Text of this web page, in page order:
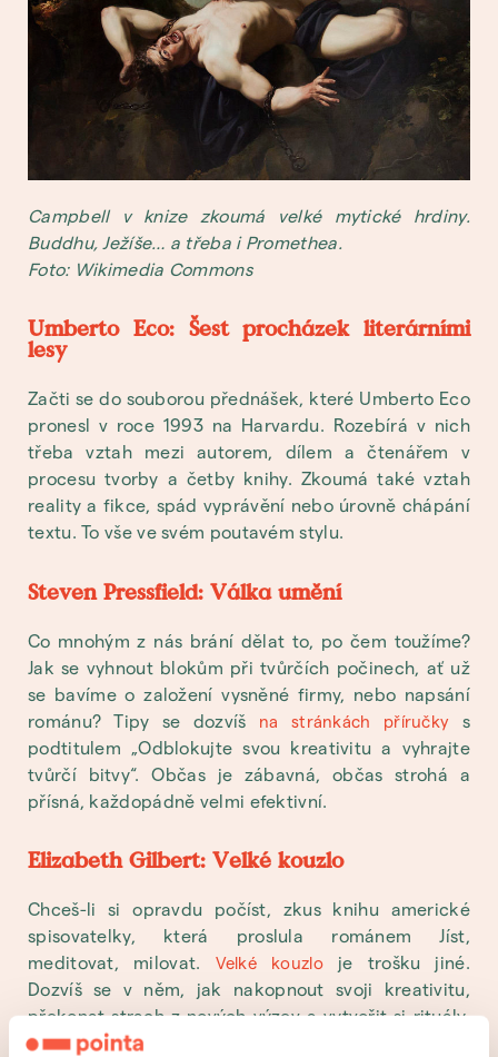
Campbell v knize zkoumá velké mytické hrdiny.
Buddhu, Ježíše… a třeba i Promethea.
Foto: Wikimedia Commons
Umberto Eco: Šest procházek literárními
lesy
Začti se do souborou přednášek, které Umberto Eco
pronesl v roce 1993 na Harvardu. Rozebírá v nich
třeba vztah mezi autorem, dílem a čtenářem v
procesu tvorby a četby knihy. Zkoumá také vztah
reality a fikce, spád vyprávění nebo úrovně chápání
textu. To vše ve svém poutavém stylu.
Steven Pressfield: Válka umění
Co mnohým z nás brání dělat to, po čem toužíme?
Jak se vyhnout blokům při tvůrčích počinech, ať už
se bavíme o založení vysněné firmy, nebo napsání
románu? Tipy se dozvíš na stránkách příručky s
podtitulem „Odblokujte svou kreativitu a vyhrajte
tvůrčí bitvy“. Občas je zábavná, občas strohá a
přísná, každopádně velmi efektivní.
Elizabeth Gilbert: Velké kouzlo
Chceš-li si opravdu počíst, zkus knihu americké
spisovatelky, která proslula románem Jíst,
meditovat, milovat. Velké kouzloje trošku jiné.
Dozvíš se v něm, jak nakopnout svoji kreativitu,
překonat strach z nových výzev a vytvořit si rituály,
které ti pomůžou lépe žít i tvořit. Skvělá motivační